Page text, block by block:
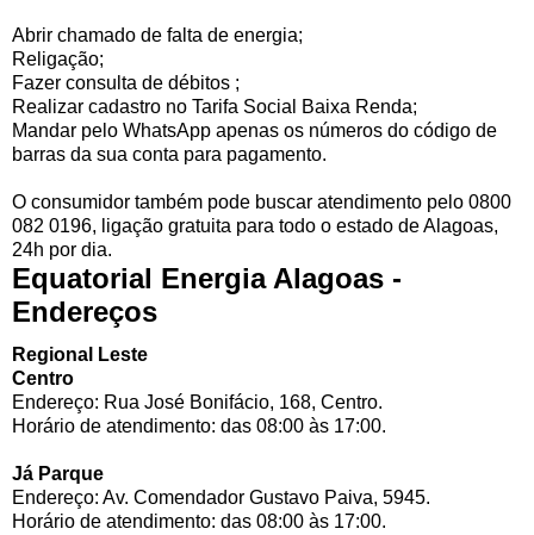
Abrir chamado de falta de energia;
Religação;
Fazer consulta de débitos ;
Realizar cadastro no Tarifa Social Baixa Renda;
Mandar pelo WhatsApp apenas os números do código de
barras da sua conta para pagamento.
O consumidor também pode buscar atendimento pelo 0800
082 0196, ligação gratuita para todo o estado de Alagoas,
24h por dia.
Equatorial Energia Alagoas -
Endereços
Regional Leste
Centro
Endereço: Rua José Bonifácio, 168, Centro.
Horário de atendimento: das 08:00 às 17:00.
Já Parque
Endereço: Av. Comendador Gustavo Paiva, 5945.
Horário de atendimento: das 08:00 às 17:00.